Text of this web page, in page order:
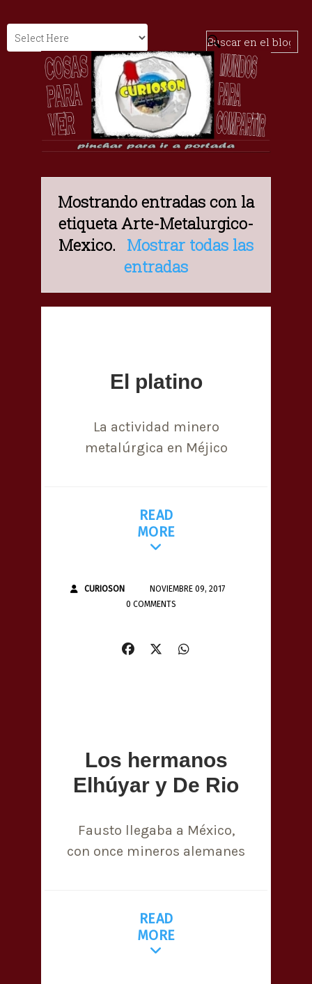
Mostrando entradas con la
etiquetaArte-Metalurgico-
Mexico. Mostrar todas las
entradas
El platino
La actividad minero
metalúrgica en Méjico
READ
MORE
CURIOSON
NOVIEMBRE 09, 2017
0 COMMENTS
Los hermanos
Elhúyar y De Rio
Fausto llegaba a México,
con once mineros alemanes
READ
MORE